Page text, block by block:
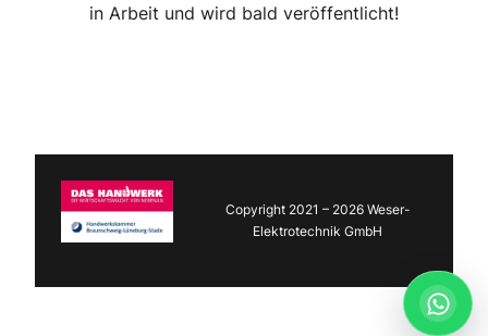
in Arbeit und wird bald veröffentlicht!
Copyright 2021 – 2026 Weser-
Elektrotechnik GmbH